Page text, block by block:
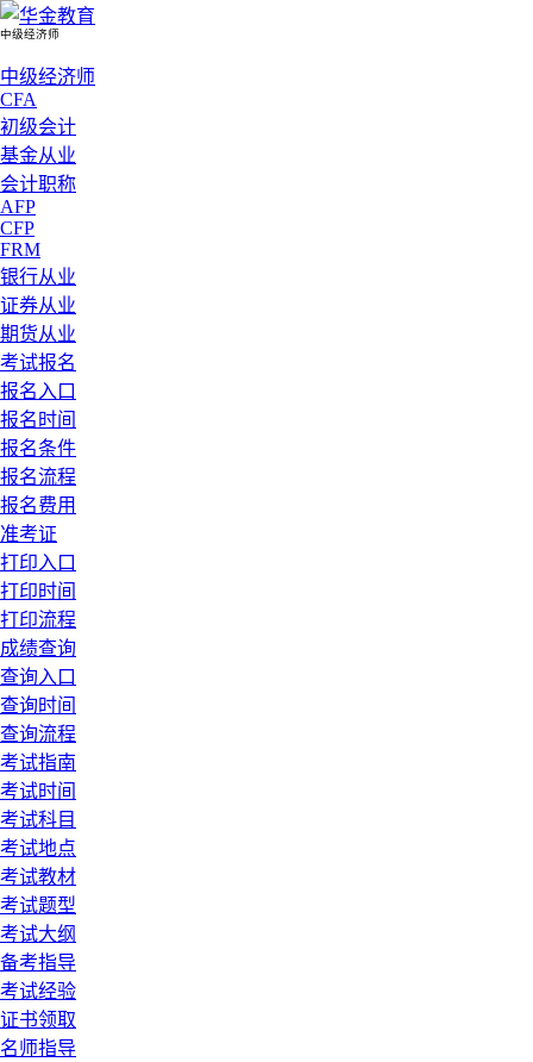
中级经济师
中级经济师
CFA
初级会计
基金从业
会计职称
AFP
CFP
FRM
银行从业
证券从业
期货从业
考试报名
报名入口
报名时间
报名条件
报名流程
报名费用
准考证
打印入口
打印时间
打印流程
成绩查询
查询入口
查询时间
查询流程
考试指南
考试时间
考试科目
考试地点
考试教材
考试题型
考试大纲
备考指导
考试经验
证书领取
名师指导